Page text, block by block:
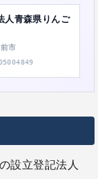
人青森県りんご
市
設立登記法人